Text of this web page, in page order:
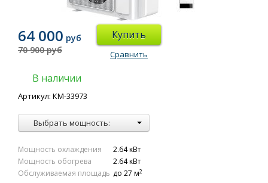
64 000 руб
70 900 руб
Купить
Сравнить
В наличии
Артикул: КМ-33973
Выбрать мощность:
Мощность охлаждения
2.64 кВт
Мощность обогрева
2.64 кВт
Обслуживаемая площадь до 27 м2